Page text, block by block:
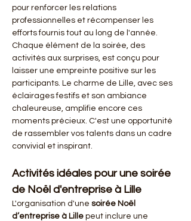
pour renforcer les relations
professionnelles et récompenser les
efforts fournis tout au long de l'année.
Chaque élément de la soirée, des
activités aux surprises, est conçu pour
laisser une empreinte positive sur les
participants. Le charme de Lille, avec ses
éclairages festifs et son ambiance
chaleureuse, amplifie encore ces
moments précieux. C'est une opportunité
de rassembler vos talents dans un cadre
convivial et inspirant.
Activités idéales pour une soirée
de Noël d'entreprise à Lille
L'organisation d'une soirée Noël
d’entreprise à Lille peut inclure une